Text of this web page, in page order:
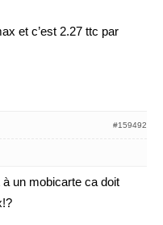
et c’est 2.27 ttc par
#159492
à un mobicarte ca doit